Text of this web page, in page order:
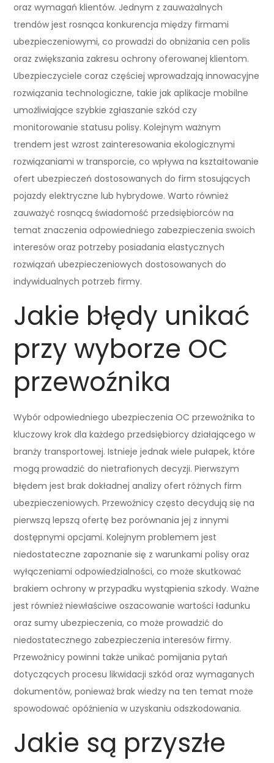
oraz wymagań klientów. Jednym z zauważalnych
trendów jest rosnąca konkurencja między firmami
ubezpieczeniowymi, co prowadzi do obniżania cen polis
oraz zwiększania zakresu ochrony oferowanej klientom.
Ubezpieczyciele coraz częściej wprowadzają innowacyjne
rozwiązania technologiczne, takie jak aplikacje mobilne
umożliwiające szybkie zgłaszanie szkód czy
monitorowanie statusu polisy. Kolejnym ważnym
trendem jest wzrost zainteresowania ekologicznymi
rozwiązaniami w transporcie, co wpływa na kształtowanie
ofert ubezpieczeń dostosowanych do firm stosujących
pojazdy elektryczne lub hybrydowe. Warto również
zauważyć rosnącą świadomość przedsiębiorców na
temat znaczenia odpowiedniego zabezpieczenia swoich
interesów oraz potrzeby posiadania elastycznych
rozwiązań ubezpieczeniowych dostosowanych do
indywidualnych potrzeb firmy.
Jakie błędy unikać
przy wyborze OC
przewoźnika
Wybór odpowiedniego ubezpieczenia OC przewoźnika to
kluczowy krok dla każdego przedsiębiorcy działającego w
branży transportowej. Istnieje jednak wiele pułapek, które
mogą prowadzić do nietrafionych decyzji. Pierwszym
błędem jest brak dokładnej analizy ofert różnych firm
ubezpieczeniowych. Przewoźnicy często decydują się na
pierwszą lepszą ofertę bez porównania jej z innymi
dostępnymi opcjami. Kolejnym problemem jest
niedostateczne zapoznanie się z warunkami polisy oraz
wyłączeniami odpowiedzialności, co może skutkować
brakiem ochrony w przypadku wystąpienia szkody. Ważne
jest również niewłaściwe oszacowanie wartości ładunku
oraz sumy ubezpieczenia, co może prowadzić do
niedostatecznego zabezpieczenia interesów firmy.
Przewoźnicy powinni także unikać pomijania pytań
dotyczących procesu likwidacji szkód oraz wymaganych
dokumentów, ponieważ brak wiedzy na ten temat może
spowodować opóźnienia w uzyskaniu odszkodowania.
Jakie są przyszłe